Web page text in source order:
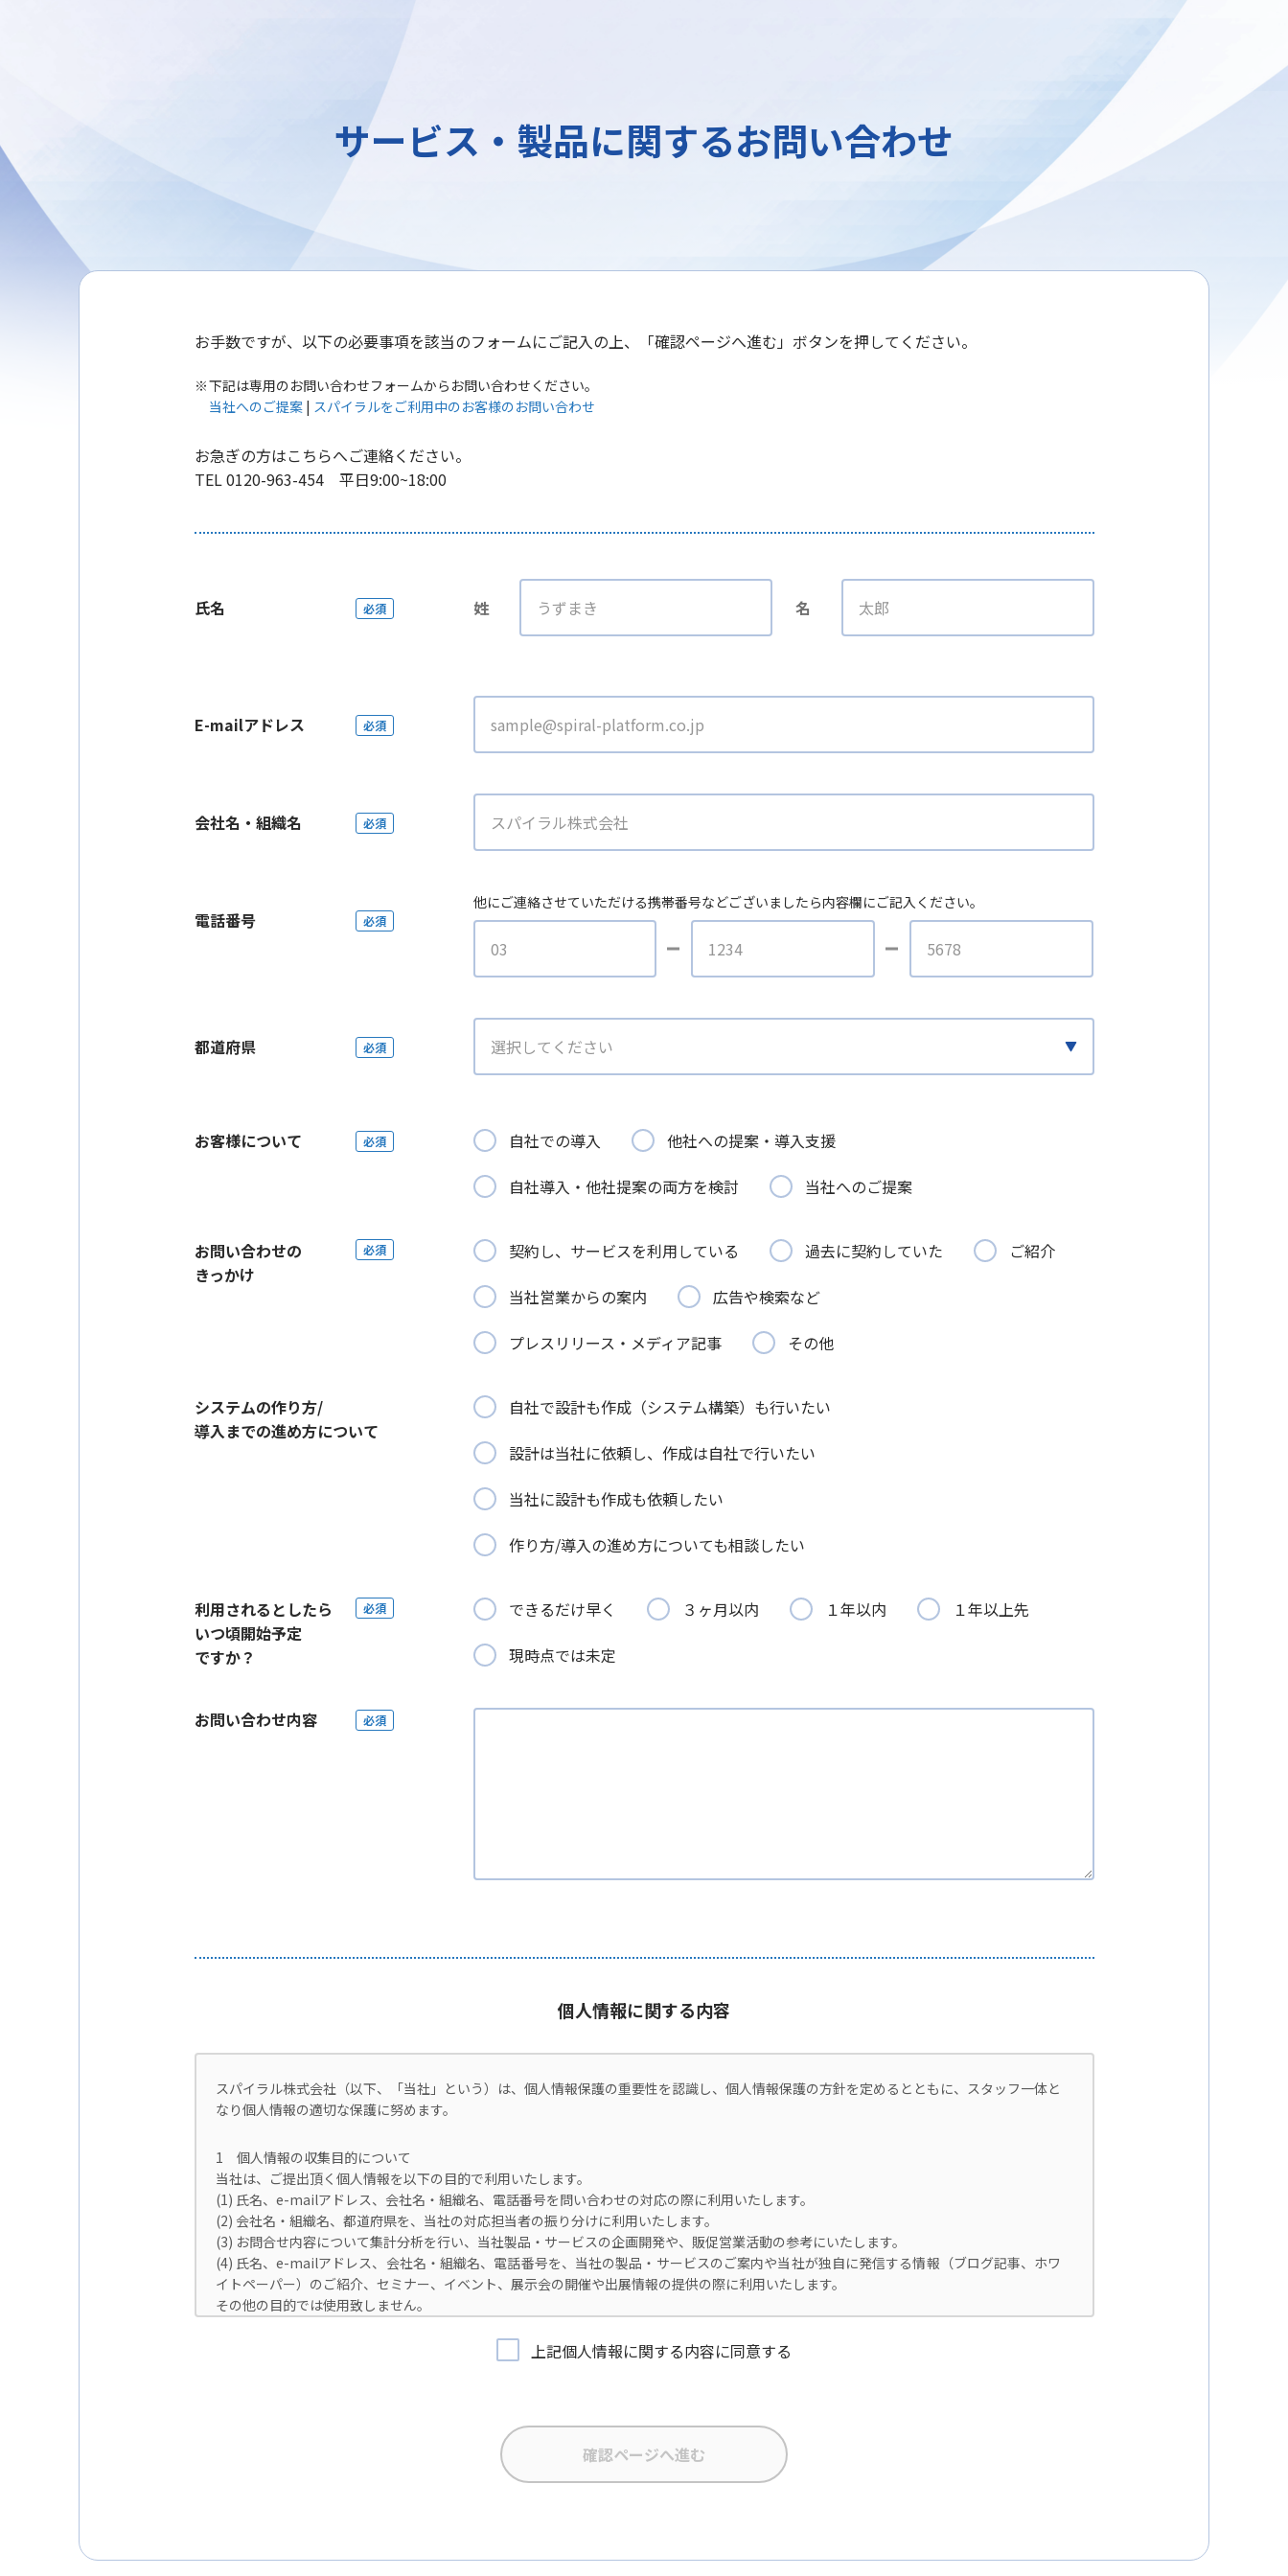
サービス・製品に関するお問い合わせ
お手数ですが、以下の必要事項を該当のフォームにご記入の上、「確認ページへ進む」ボタンを押してください。
下記は専用のお問い合わせフォームからお問い合わせください。
当社へのご提案| スパイラルをご利用中のお客様のお問い合わせ
お急ぎの方はこちらへご連絡ください。
TEL 0120-963-454 平日9:00~18:00
氏名 必須 姓 名
E-mailアドレス 必須
会社名・組織名 必須
電話番号 必須
他にご連絡させていただける携帯番号などございましたら内容欄にご記入ください。
都道府県 必須
お客様について 必須 自社での導入
他社への提案・導入支援
自社導入・他社提案の両方を検討
当社へのご提案
お問い合わせの
きっかけ
必須 契約し、サービスを利用している 過去に契約していた
ご紹介
当社営業からの案内
広告や検索など
プレスリリース・メディア記事
その他
システムの作り方/
導入までの進め方について
自社で設計も作成（システム構築）も行いたい
設計は当社に依頼し、作成は自社で行いたい
当社に設計も作成も依頼したい
作り方/導入の進め方についても相談したい
利用されるとしたら
いつ頃開始予定
ですか？
必須 できるだけ早く ３ヶ月以内 １年以内
１年以上先
現時点では未定
お問い合わせ内容 必須
個人情報に関する内容
スパイラル株式会社（以下、「当社」という）は、個人情報保護の重要性を認識し、個人情報保護の方針を定めるとともに、スタッフ一体と
なり個人情報の適切な保護に努めます。
1 個人情報の収集目的について
当社は、ご提出頂く個人情報を以下の目的で利用いたします。
(1) 氏名、e-mailアドレス、会社名・組織名、電話番号を問い合わせの対応の際に利用いたします。
(2) 会社名・組織名、都道府県を、当社の対応担当者の振り分けに利用いたします。
(3) お問合せ内容について集計分析を行い、当社製品・サービスの企画開発や、販促営業活動の参考にいたします。
(4) 氏名、e-mailアドレス、会社名・組織名、電話番号を、当社の製品・サービスのご案内や当社が独自に発信する情報（ブログ記事、ホワ
イトペーパー）のご紹介、セミナー、イベント、展示会の開催や出展情報の提供の際に利用いたします。
その他の目的では使用致しません。
当社は法令で定められる場合を除き、ご提出いただく個人情報を、貴方の同意なく第三者に提供することはございません。
上記個人情報に関する内容に同意する